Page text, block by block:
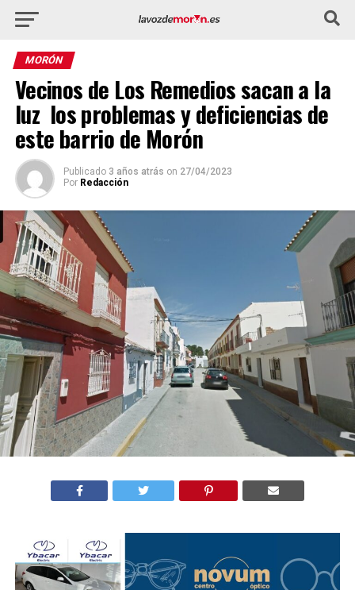
MORÓN
Vecinos de Los Remedios sacan a la
luz los problemas y deficiencias de
este barrio de Morón
Publicado 3 años atrás on 27/04/2023
Por Redacción